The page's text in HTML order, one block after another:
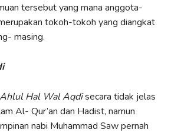
tersebut yang mana anggota-
tokoh-tokoh yang diangkat
masing.
Ahlul Hal Wal Aqdisecara tidak jelas
Al- Qur’an dan Hadist, namun
nabi Muhammad Saw pernah